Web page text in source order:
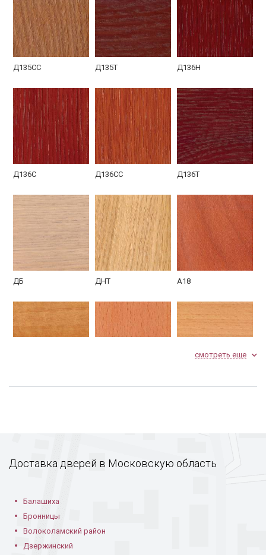
Внутренняя панель
МДФ шпон
Противосъемные
ригели
Дверная коробка
Противосъемные
ригели
Фурнитура
Наружная сторона с
порошковым
напылением серого
цвета
Фото коричневой двери с терморазрывом и шпоном
Внутренняя панель
МДФ шпон
Тероморазрыв
Уплотнительный
Дверная коробка
Противосъемные
Д135СС Д135Т Д136Н
Д136С Д136СС Д136Т
ДБ ДНТ А18
АНТ ББ БНТ
смотреть еще
Доставка дверей в Московскую область
Балашиха
Бронницы
Волоколамский район
Дзержинский